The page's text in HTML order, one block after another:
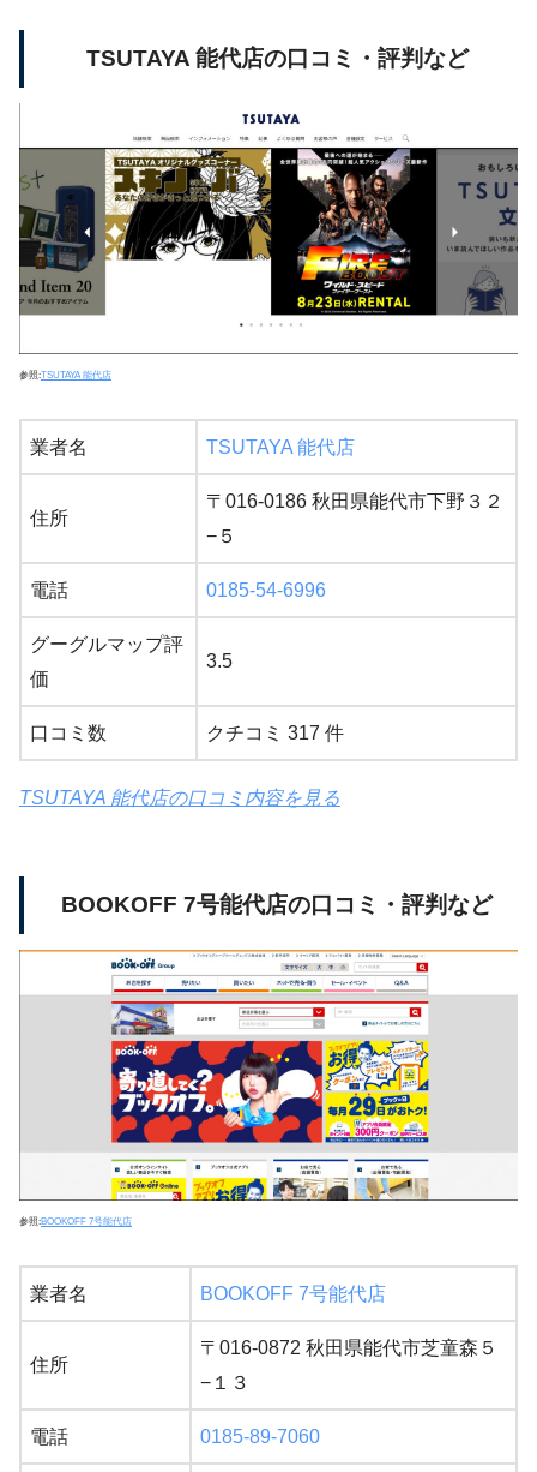
TSUTAYA 能代店の口コミ・評判など
参照:TSUTAYA 能代店
業者名 TSUTAYA 能代店
住所
〒016-0186 秋田県能代市下野３２
−５
電話 0185-54-6996
グーグルマップ評
価
3.5
口コミ数 クチコミ 317 件
TSUTAYA 能代店の口コミ内容を見る
BOOKOFF 7号能代店の口コミ・評判など
参照:BOOKOFF 7号能代店
業者名 BOOKOFF 7号能代店
住所
〒016-0872 秋田県能代市芝童森５
−１３
電話 0185-89-7060